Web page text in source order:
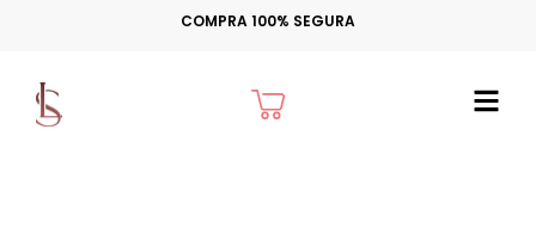
conteúdo
COMPRA 100% SEGURA
Cart